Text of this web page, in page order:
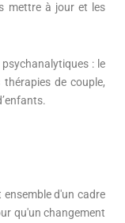
mettre à jour et les
: le
de couple,
d'un cadre
qu'un changement